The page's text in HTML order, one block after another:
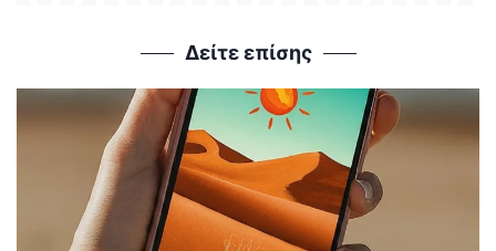
Δείτε επίσης